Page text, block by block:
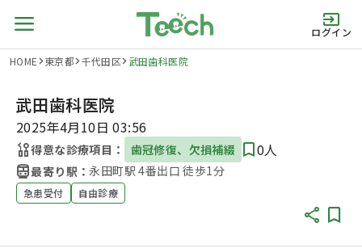
ログイン
HOME 東京都 千代田区 武田歯科医院
武田歯科医院
2025年4月10日 03:56
得意な診療項目： 歯冠修復、欠損補綴 0人
最寄り駅：永田町駅 4番出口 徒歩1分
急患受付 自由診療